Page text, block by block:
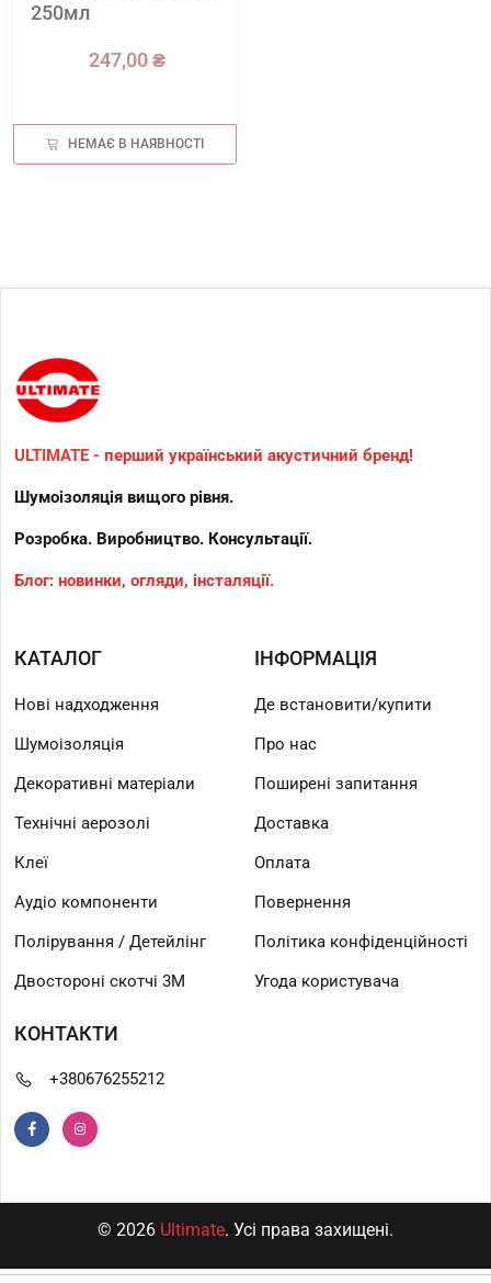
250мл
247,00 ₴
НЕМАЄ В НАЯВНОСТІ
ULTIMATE - перший український акустичний бренд!
Шумоізоляція вищого рівня.
Розробка. Виробництво. Консультації.
Блог: новинки, огляди, інсталяції.
КАТАЛОГ
Нові надходження
Шумоізоляція
Декоративні матеріали
Технічні аерозолі
Клеї
Аудіо компоненти
Полірування / Детейлінг
Двостороні скотчі 3М
ІНФОРМАЦІЯ
Де встановити/купити
Про нас
Поширені запитання
Доставка
Оплата
Повернення
Політика конфіденційності
Угода користувача
КОНТАКТИ
+380676255212
© 2026 Ultimate. Усі права захищені.